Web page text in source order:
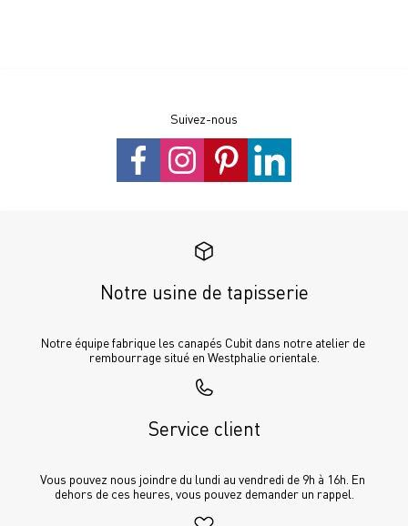
Suivez-nous
Notre usine de tapisserie
Notre équipe fabrique les canapés Cubit dans notre atelier de
rembourrage situé en Westphalie orientale.
Service client
Vous pouvez nous joindre du lundi au vendredi de 9h à 16h. En
dehors de ces heures, vous pouvez demander un rappel.